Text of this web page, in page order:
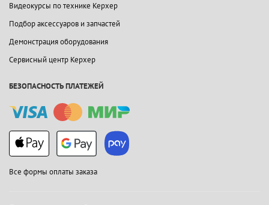
Видеокурсы по технике Керхер
Подбор аксессуаров и запчастей
Демонстрация оборудования
Сервисный центр Керхер
БЕЗОПАСНОСТЬ ПЛАТЕЖЕЙ
Все формы оплаты заказа